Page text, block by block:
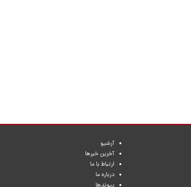
آرشیو
آخرین خبرها
ارتباط با ما
درباره ما